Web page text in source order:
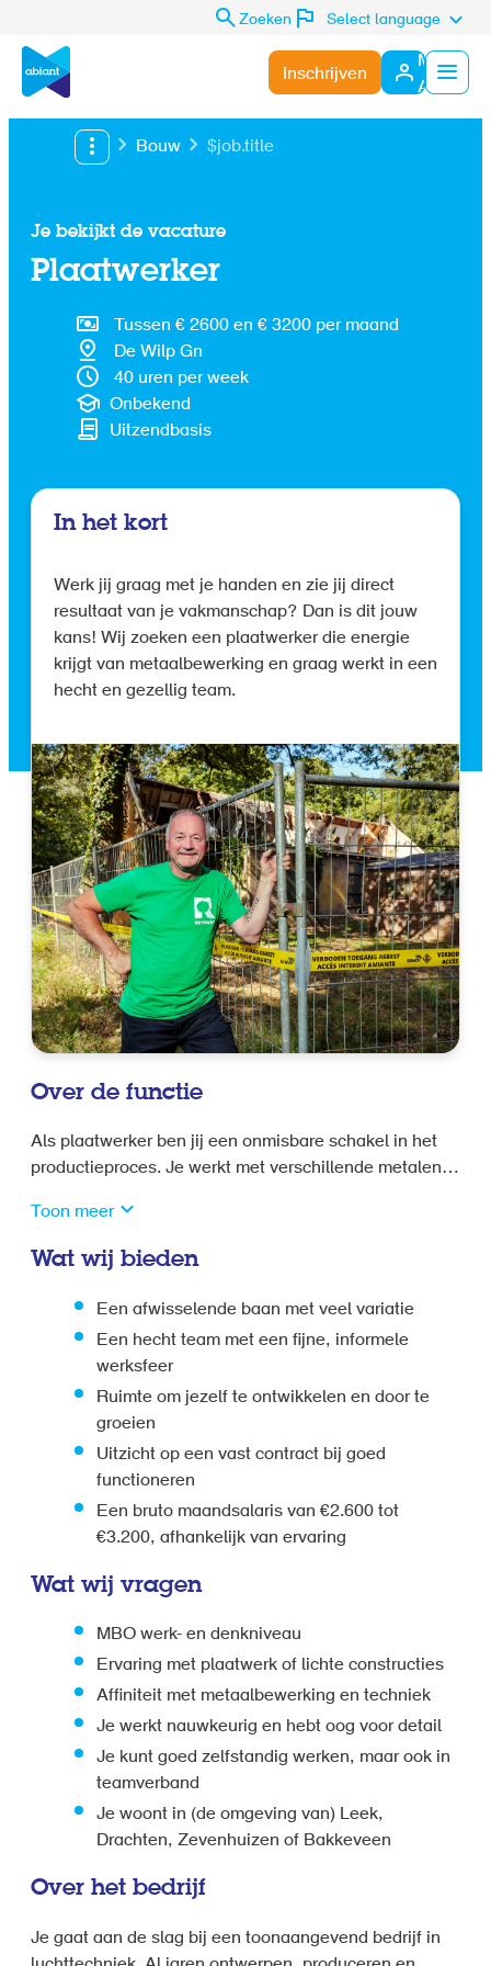
Zoeken Select language
Inschrijven
Mijn
Abiant
Bouw $job.title
Je bekijkt de vacature
Plaatwerker
Tussen € 2600 en € 3200 per maand
De Wilp Gn
40 uren per week
Onbekend
Uitzendbasis
In het kort
Werk jij graag met je handen en zie jij direct
resultaat van je vakmanschap? Dan is dit jouw
kans! Wij zoeken een plaatwerker die energie
krijgt van metaalbewerking en graag werkt in een
hecht en gezellig team.
Over de functie
Als plaatwerker ben jij een onmisbare schakel in het
productieproces. Je werkt met verschillende metalen
gezet, gelast en afgewerkt. Jij ziet direct resultaat van
je werk en dat geeft voldoening!
Toon meer
Wat wij bieden
Een afwisselende baan met veel variatie
Een hecht team met een fijne, informele
werksfeer
Ruimte om jezelf te ontwikkelen en door te
groeien
Uitzicht op een vast contract bij goed
functioneren
Een bruto maandsalaris van €2.600 tot
€3.200, afhankelijk van ervaring
Wat wij vragen
MBO werk- en denkniveau
Ervaring met plaatwerk of lichte constructies
Affiniteit met metaalbewerking en techniek
Je werkt nauwkeurig en hebt oog voor detail
Je kunt goed zelfstandig werken, maar ook in
teamverband
Je woont in (de omgeving van) Leek,
Drachten, Zevenhuizen of Bakkeveen
Over het bedrijf
Je gaat aan de slag bij een toonaangevend bedrijf in